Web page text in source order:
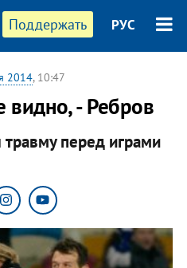
Поддержать РУС
2014, 10:47
видно, - Ребров
перед играми